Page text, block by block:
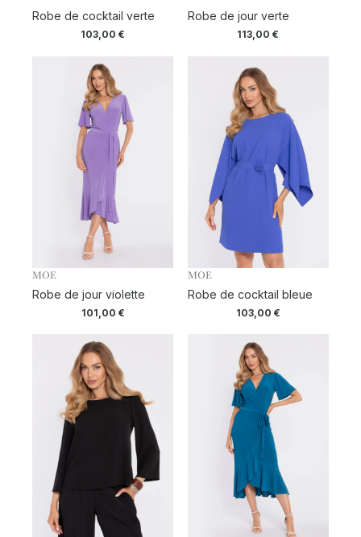
Robe de cocktail verte
103,00€
Robe de jour verte
113,00€
MOE
Robe de jour violette
101,00 €
MOE
Robe de cocktail bleue
103,00 €